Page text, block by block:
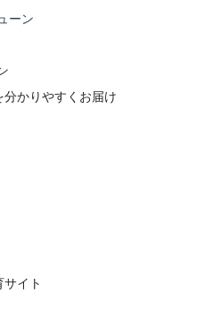
ーン
分かりやすくお届け
イト